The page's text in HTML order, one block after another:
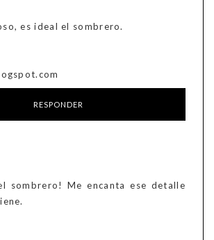
es ideal el sombrero.
RESPONDER
sombrero! Me encanta ese detalle